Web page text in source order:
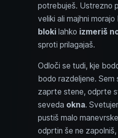
potrebuješ. Ustrezno
veliki ali majhni morajo
bloki lahko izmeriš
sproti prilagajaš.
Odloči se tudi, kje
bodo razdeljene. Sem
zaprte stene, odprte
seveda okna.
pustiš malo
odprtin še ne